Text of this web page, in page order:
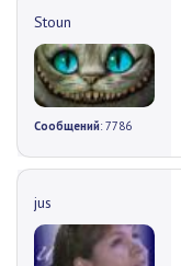
Stoun
Сообщений: 7786
jus